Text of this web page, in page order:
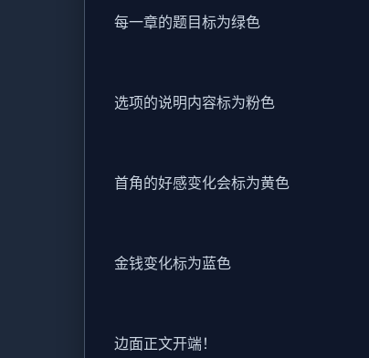
每一章的题目标为绿色
选项的说明内容标为粉色
首角的好感变化会标为黄色
金钱变化标为蓝色
边面正文开端！